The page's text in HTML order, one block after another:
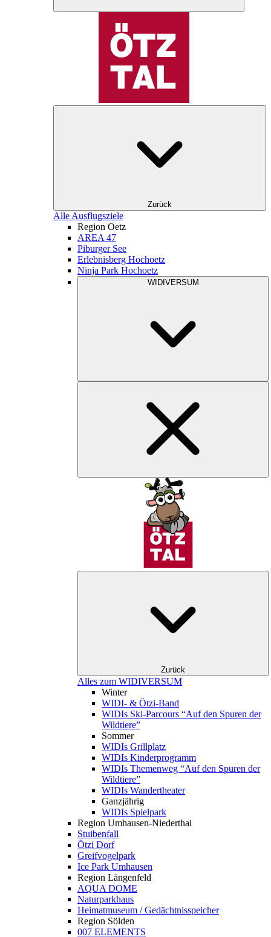
Zurück
Alle Ausflugsziele
Region Oetz
AREA 47
Piburger See
Erlebnisberg Hochoetz
Ninja Park Hochoetz
WIDIVERSUM
Zurück
Alles zum WIDIVERSUM
Winter
WIDI- & Ötzi-Band
WIDIs Ski-Parcours “Auf den Spuren der
Wildtiere”
Sommer
WIDIs Grillplatz
WIDIs Kinderprogramm
WIDIs Themenweg “Auf den Spuren der
Wildtiere”
WIDIs Wandertheater
Ganzjährig
WIDIs Spielpark
Region Umhausen-Niederthai
Stuibenfall
Ötzi Dorf
Greifvogelpark
Ice Park Umhausen
Region Längenfeld
AQUA DOME
Naturparkhaus
Heimatmuseum / Gedächtnisspeicher
Region Sölden
007 ELEMENTS